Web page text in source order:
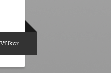
Villkor